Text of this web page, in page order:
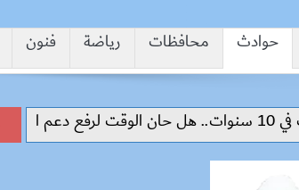
حوادث محافظات رياضة
فنون